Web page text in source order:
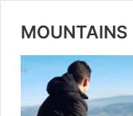
MOUNTAINS